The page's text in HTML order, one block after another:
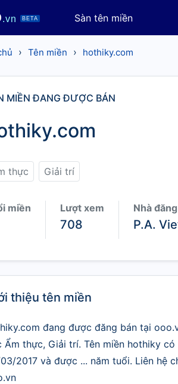
.vn BETA Sàn tên miền
› Tên miền › hothiky.com
MIỀN ĐANG ĐƯỢC BÁN
thực Giải trí
miền Lượt xem
708
Nhà
P.A.
thiệu tên miền
đang được đăng bán tại
Ẩm thực, Giải trí. Tên miền hothiky
2017 và được ... năm tuổi. Liên hệ